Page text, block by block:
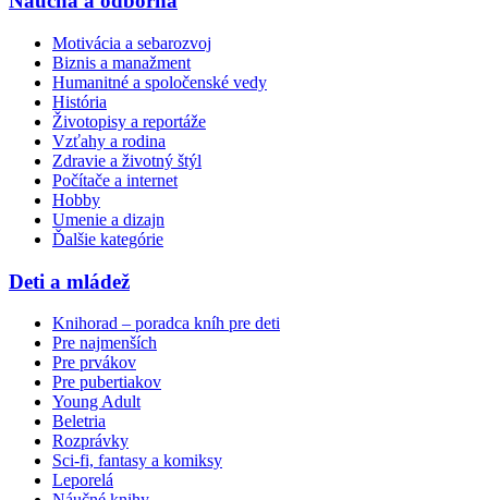
Motivácia a sebarozvoj
Biznis a manažment
Humanitné a spoločenské vedy
História
Životopisy a reportáže
Vzťahy a rodina
Zdravie a životný štýl
Počítače a internet
Hobby
Umenie a dizajn
Ďalšie kategórie
Deti a mládež
Knihorad – poradca kníh pre deti
Pre najmenších
Pre prvákov
Pre pubertiakov
Young Adult
Beletria
Rozprávky
Sci-fi, fantasy a komiksy
Leporelá